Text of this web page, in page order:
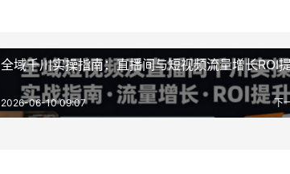
全域千川实操指南：直播间与短视频流量增长ROI
下
2026-06-10 09:07